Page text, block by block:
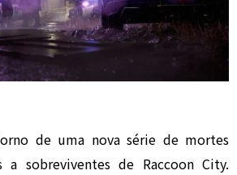
de uma nova série de mortes
a sobreviventes de Raccoon City.